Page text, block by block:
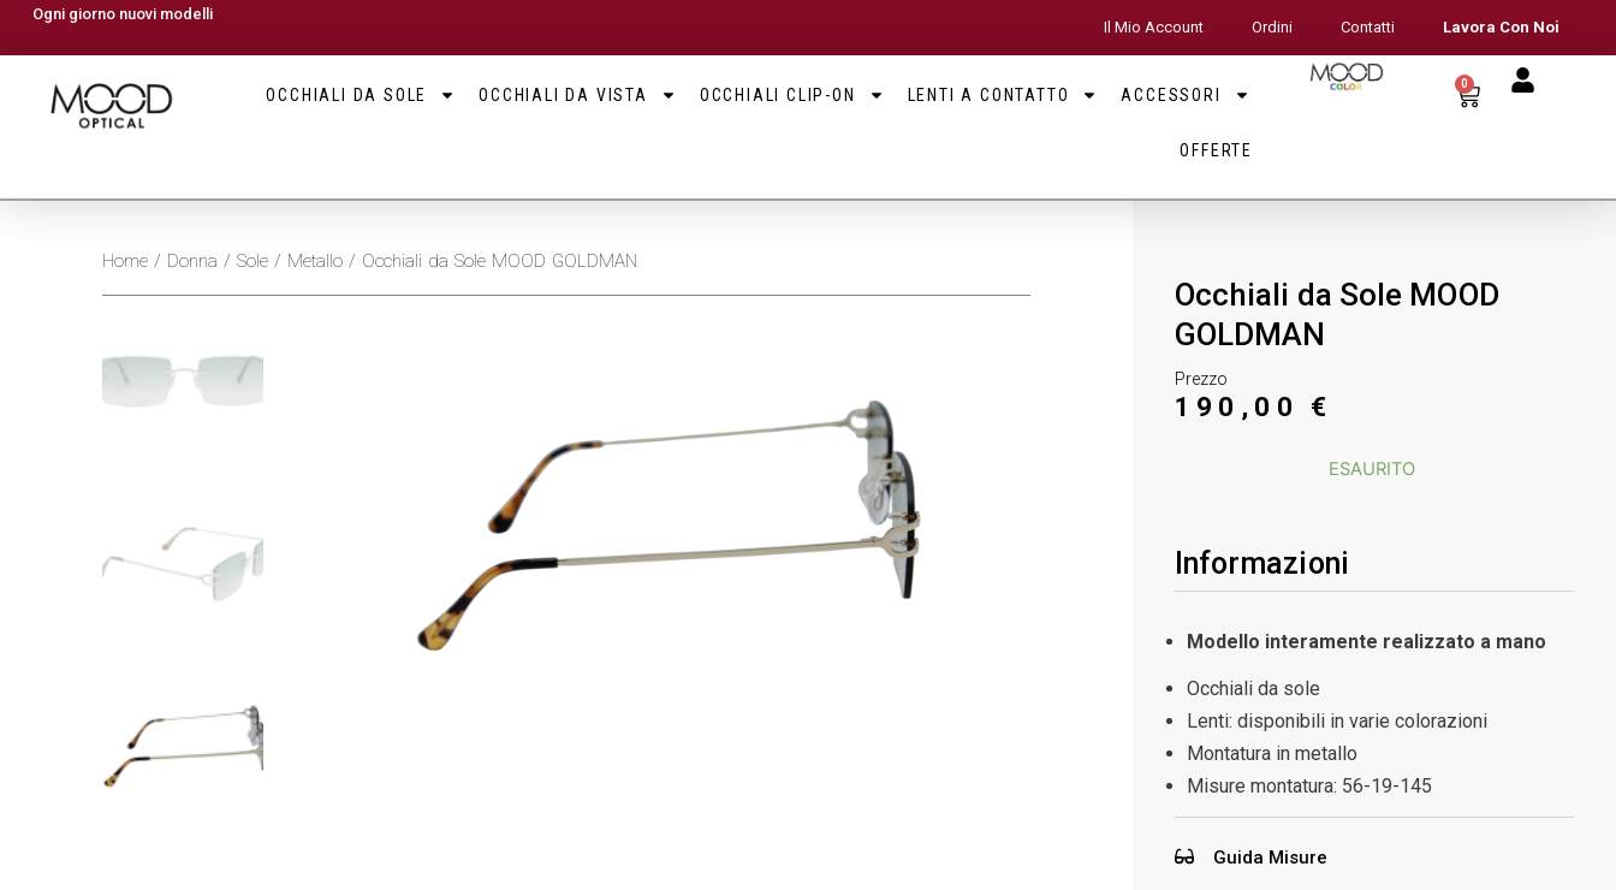
Ogni giorno nuovi modelli
Il Mio Account Ordini Contatti Lavora Con Noi
OCCHIALI DA SOLE OCCHIALI DA VISTA OCCHIALI CLIP-ON LENTI A CONTATTO ACCESSORI
OFFERTE
0
Home/ Donna / Sole/ Metallo/ Occhiali da Sole MOOD GOLDMAN
Occhiali da Sole MOOD
GOLDMAN
Prezzo
190,00 €
ESAURITO
Informazioni
Modello interamente realizzato a mano
Occhiali da sole
Lenti: disponibili in varie colorazioni
Montatura in metallo
Misure montatura: 56-19-145
Guida Misure